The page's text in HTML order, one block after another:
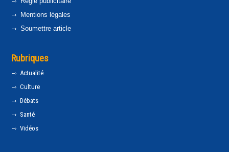
Mentions légales
Soumettre article
Rubriques
Actualité
Culture
Débats
Santé
Vidéos